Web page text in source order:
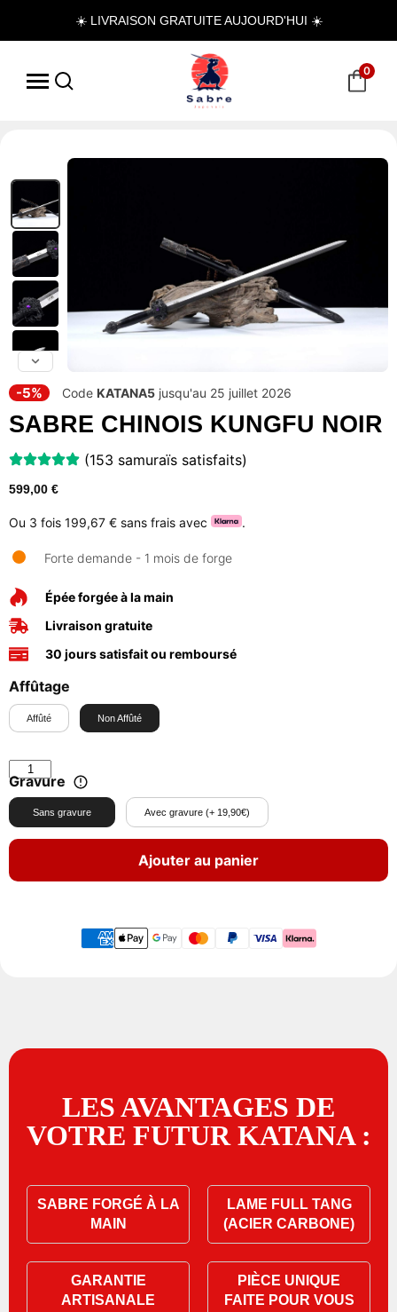
☀️ LIVRAISON GRATUITE AUJOURD'HUI ☀️
0
-5% Code KATANA5 jusqu'au 25 juillet 2026
SABRE CHINOIS KUNGFU NOIR
(153 samuraïs satisfaits)
599,00 €
Ou 3 fois 199,67 € sans frais avec .
Forte demande - 1 mois de forge
Épée forgée à la main
Livraison gratuite
30 jours satisfait ou remboursé
Affûtage
Affûté Non Affûté
Gravure
Sans gravure Avec gravure (+ 19,90€)
Ajouter au panier
LES AVANTAGES DE
VOTRE FUTUR KATANA :
SABRE FORGÉ À LA
MAIN
LAME FULL TANG
(ACIER CARBONE)
GARANTIE
ARTISANALE
PIÈCE UNIQUE
FAITE POUR VOUS